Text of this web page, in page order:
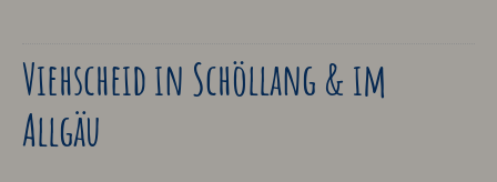
Viehscheid in Schöllang & im
Allgäu